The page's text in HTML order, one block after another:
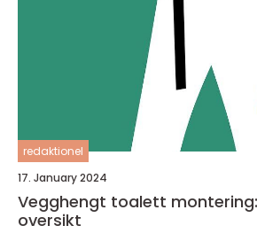
redaktionel
17. January 2024
Vegghengt toalett
oversikt